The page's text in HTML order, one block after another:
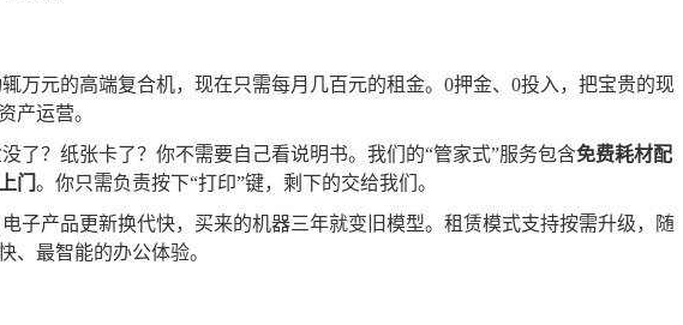
万元的高端复合机，现在只需每月几百元的租金。0押金、0投入，把宝贵的现
产运营。
了？纸张卡了？你不需要自己看说明书。我们的“管家式”服务包含免费耗材配
门 。你只需负责按下“打印”键，剩下的交给我们。
电子产品更新换代快，买来的机器三年就变旧模型。租赁模式支持按需升级，随
、最智能的办公体验。